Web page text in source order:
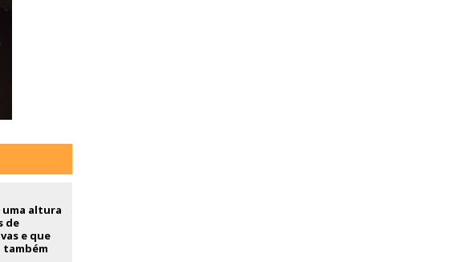
uma altura
de
e que